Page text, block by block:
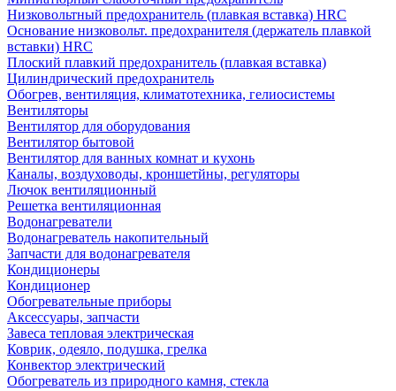
Низковольтный предохранитель (плавкая вставка) HRC
Основание низковольт. предохранителя (держатель плавкой
вставки) HRC
Плоский плавкий предохранитель (плавкая вставка)
Цилиндрический предохранитель
Обогрев, вентиляция, климатотехника, гелиосистемы
Вентиляторы
Вентилятор для оборудования
Вентилятор бытовой
Вентилятор для ванных комнат и кухонь
Каналы, воздуховоды, кроншетйны, регуляторы
Лючок вентиляционный
Решетка вентиляционная
Водонагреватели
Водонагреватель накопительный
Запчасти для водонагревателя
Кондиционеры
Кондиционер
Обогревательные приборы
Аксессуары, запчасти
Завеса тепловая электрическая
Коврик, одеяло, подушка, грелка
Конвектор электрический
Обогреватель из природного камня, стекла